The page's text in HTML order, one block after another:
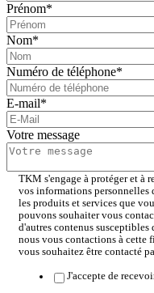
Prénom*
Nom*
Numéro de téléphone*
E-mail*
Votre message
TKM s'engage à protéger et à
vos informations personnelles
les produits et services que
pouvons souhaiter vous
d'autres contenus susceptibles
nous vous contactions à cette
vous souhaitez être contacté
J'accepte de